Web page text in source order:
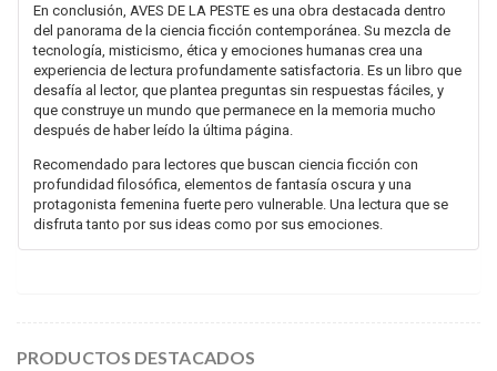
En conclusión, AVES DE LA PESTE es una obra destacada dentro
del panorama de la ciencia ficción contemporánea. Su mezcla de
tecnología, misticismo, ética y emociones humanas crea una
experiencia de lectura profundamente satisfactoria. Es un libro que
desafía al lector, que plantea preguntas sin respuestas fáciles, y
que construye un mundo que permanece en la memoria mucho
después de haber leído la última página.
Recomendado para lectores que buscan ciencia ficción con
profundidad filosófica, elementos de fantasía oscura y una
protagonista femenina fuerte pero vulnerable. Una lectura que se
disfruta tanto por sus ideas como por sus emociones.
PRODUCTOS DESTACADOS